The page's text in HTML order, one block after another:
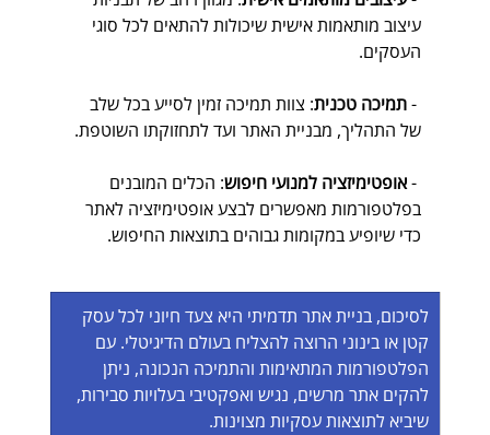
עיצוב מותאמות אישית שיכולות להתאים לכל סוגי
העסקים.
תמיכה טכנית: צוות תמיכה זמין לסייע בכל שלב
של התהליך, מבניית האתר ועד לתחזוקתו השוטפת.
אופטימיזציה למנועי חיפוש: הכלים המובנים
בפלטפורמות מאפשרים לבצע אופטימיזציה לאתר
כדי שיופיע במקומות גבוהים בתוצאות החיפוש.
לסיכום, בניית אתר תדמיתי היא צעד חיוני לכל עסק
קטן או בינוני הרוצה להצליח בעולם הדיגיטלי. עם
הפלטפורמות המתאימות והתמיכה הנכונה, ניתן
להקים אתר מרשים, נגיש ואפקטיבי בעלויות סבירות,
שיביא לתוצאות עסקיות מצוינות.